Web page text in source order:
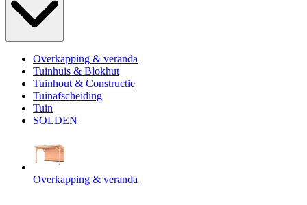
Overkapping & veranda
Tuinhuis & Blokhut
Tuinhout & Constructie
Tuinafscheiding
Tuin
SOLDEN
Overkapping & veranda